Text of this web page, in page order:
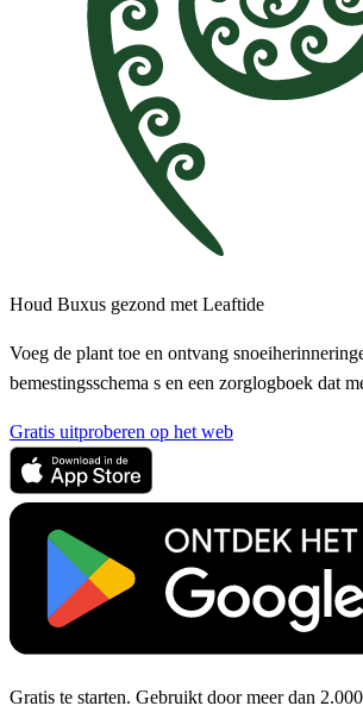
Houd Buxus gezond met Leaftide
Voeg de plant toe en ontvang
bemestingsschema s en een zorglogboek dat
Gratis uitproberen op het web
Gratis te starten. Gebruikt door meer dan